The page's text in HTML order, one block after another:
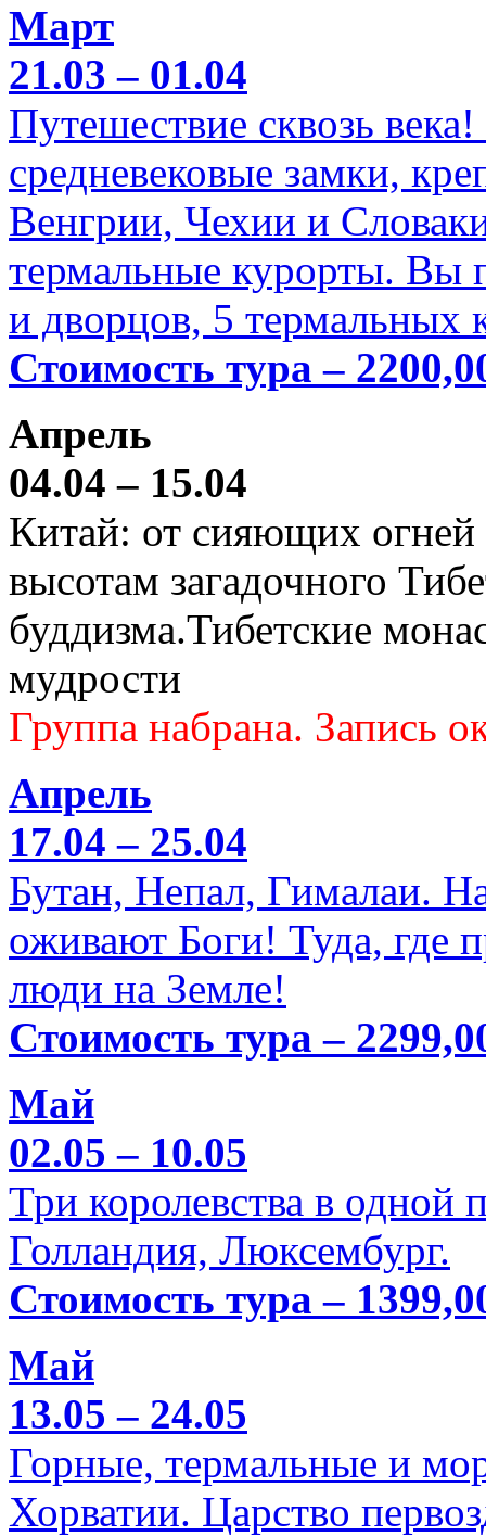
Март
21.03 – 01.04
Путешествие сквозь
средневековые замки,
Венгрии, Чехии и
термальные курорты. Вы
и дворцов, 5 термальных
Стоимость тура –
Апрель
04.04 – 15.04
Китай: от сияющих
высотам загадочного
буддизма.Тибетские
мудрости
Группа набрана. Запись
Апрель
17.04 – 25.04
Бутан, Непал, Гималаи.
оживают Боги! Туда, где
люди на Земле!
Стоимость тура –
Май
02.05 – 10.05
Три королевства в одной
Голландия, Люксембург.
Стоимость тура –
Май
13.05 – 24.05
Горные, термальные и
Хорватии. Царство